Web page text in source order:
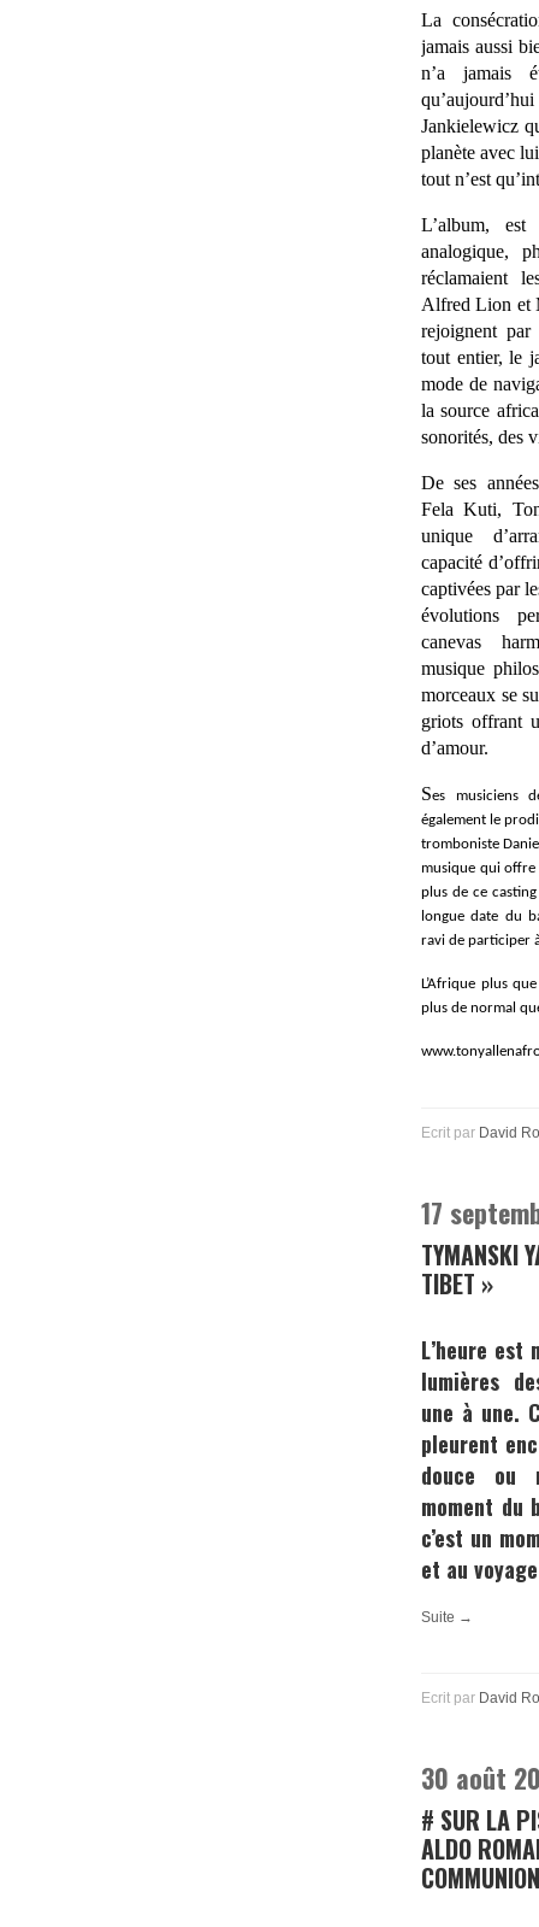
La cons
jamais aussi
n’a jamais
Jankielewicz
planète avec
tout n’est
L’album, est
analogique,
réclamaient
Alfred Lion et
rejoignent par
tout entier, le
mode de
la source
sonorités, des
De ses
Fela Kuti,
unique
capacité
captivées par
évolutions
canevas
musique
morceaux se
griots offrant
d’amour.
Ses musiciens
également le
tromboniste
musique qui offre
plus de ce casting
longue date du
ravi de participer
L’Afrique plus
plus de normal
Ecrit par David
17
TYMANSKI
TIBET »
L’heure
lumières
une à une.
pleurent
douce ou
moment
c’est un
et au
Suite →
Ecrit par David
30 août
# SUR LA
ALDO